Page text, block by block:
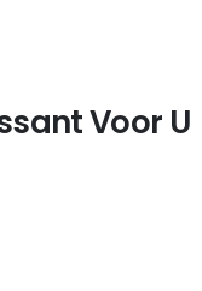
Voor U